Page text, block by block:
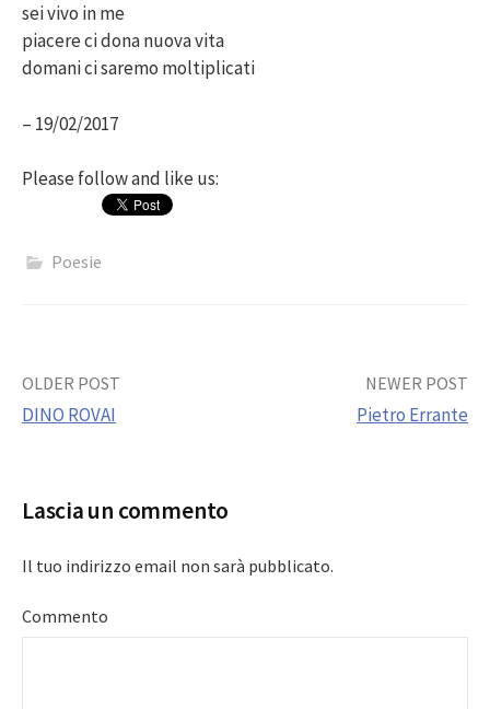
sei vivo in me
piacere ci dona nuova vita
domani ci saremo moltiplicati
– 19/02/2017
Please follow and like us:
Poesie
Post
OLDER POST
DINO ROVAI
NEWER POST
Pietro Errante
Lascia un commento
Il tuo indirizzo email non sarà pubblicato.
Commento